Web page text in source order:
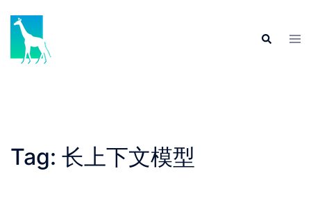
content
Search
Tag: 长上下文模型